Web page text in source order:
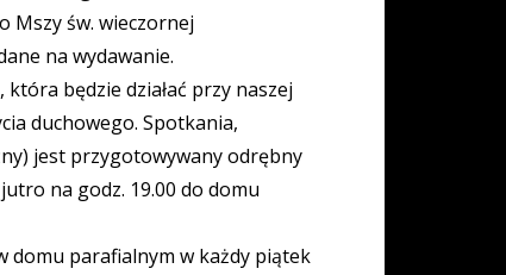
Mszy św. wieczornej
na wydawanie.
będzie działać przy naszej
duchowego. Spotkania,
jest przygotowywany odrębny
na godz. 19.00 do domu
domu parafialnym w każdy piątek